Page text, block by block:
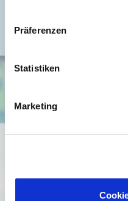
Präferenzen
Statistiken
Marketing
angezeigt
https://